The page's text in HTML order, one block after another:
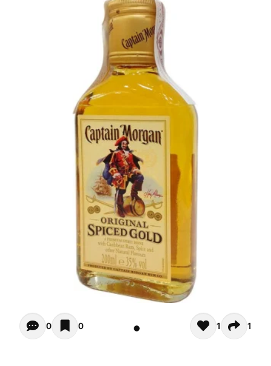
Opiniones - In questo momento non ci sono commenti.
0 0 1 1